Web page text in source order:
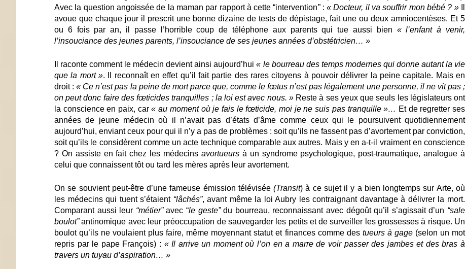
Avec la question angoissée de la maman par rapport à cette “intervention” :« Docteur, il va souffrir mon bébé ? »
avoue que chaque jour il prescrit une bonne dizaine de tests de dépistage, fait une ou deux amniocentèses. Et 5
ou 6 fois par an, il passe l’horrible coup de téléphone aux parents qui tue aussi bien « l’enfant à venir,
l’insouciance des jeunes parents, l’insouciance de ses jeunes années d’obstétricien… »
Il raconte comment le médecin devient ainsi aujourd’hui« le bourreau des temps modernes qui donne autant la vie
que la mort ». Il reconnaît en effet qu’il fait partie des rares citoyens à pouvoir délivrer la peine capitale. Mais en
droit :« Ce n’est pas la peine de mort parce que, comme le fœtus n’est pas légalement une personne, il ne vit pas ;
on peut donc faire des fœticides tranquilles ; la loi est avec nous. » Reste à ses yeux que seuls les législateurs ont
la conscience en paix, car« au moment où je fais le fœticide, moi je ne suis pas tranquille »… Et de regretter ses
années de jeune médecin où il n’avait pas d’états d’âme comme ceux qui le poursuivent quotidiennement
aujourd’hui, enviant ceux pour qui il n’y a pas de problèmes : soit qu’ils ne fassent pas d’avortement par conviction,
soit qu’ils le considèrent comme un acte technique comparable aux autres. Mais y en a-t-il vraiment en conscience
? On assiste en fait chez les médecins avortueurs à un syndrome psychologique, post-traumatique, analogue à
celui que connaissent tôt ou tard les mères après leur avortement.
On se souvient peut-être d’une fameuse émission télévisée(Transit) à ce sujet il y a bien longtemps sur Arte, où
les médecins qui tuent s’étaient “lâchés”, avant même la loi Aubry les contraignant davantage à délivrer la mort.
Comparant aussi leur “métier”avec “le geste”du bourreau, reconnaissant avec dégoût qu’il s’agissait d’un “sale
boulot”antinomique avec leur préoccupation de sauvegarder les petits et de surveiller les grossesses à risque. Un
boulot qu’ils ne voulaient plus faire, même moyennant statut et finances comme des tueurs à gage(selon un mot
repris par le pape François) : « Il arrive un moment où l’on en a marre de voir passer des jambes et des bras à
travers un tuyau d’aspiration… »